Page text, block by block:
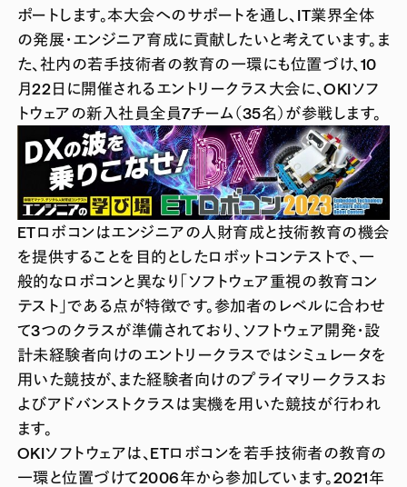
ポートします。本大会へのサポートを通し、IT業界全体
の発展・エンジニア育成に貢献したいと考えています。ま
た、社内の若手技術者の教育の一環にも位置づけ、10
月22日に開催されるエントリークラス大会に、OKIソフ
トウェアの新入社員全員7チーム（35名）が参戦します。
ETロボコンはエンジニアの人財育成と技術教育の機会
を提供することを目的としたロボットコンテストで、一
般的なロボコンと異なり「ソフトウェア重視の教育コン
テスト」である点が特徴です。参加者のレベルに合わせ
て3つのクラスが準備されており、ソフトウェア開発・設
計未経験者向けのエントリークラスではシミュレータを
用いた競技が、また経験者向けのプライマリークラスお
よびアドバンストクラスは実機を用いた競技が行われ
ます。
OKIソフトウェアは、ETロボコンを若手技術者の教育の
一環と位置づけて2006年から参加しています。2021年